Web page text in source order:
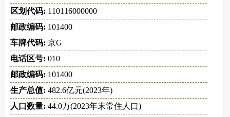
区划代码: 110116000000
邮政编码: 101400
车牌代码: 京G
电话区号: 010
邮政编码: 101400
生产总值: 482.6亿元(2023年)
人口数量: 44.0万(2023年末常住人口)